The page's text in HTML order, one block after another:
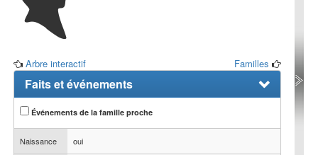
Arbre interactif Familles
Faits et événements
Événements de la famille proche
Naissance oui